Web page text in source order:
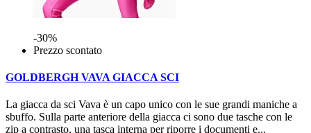
-30%
Prezzo scontato
GOLDBERGH VAVA GIACCA SCI
La giacca da sci Vava è un capo unico con le sue grandi maniche a
sbuffo. Sulla parte anteriore della giacca ci sono due tasche con le
zip a contrasto, una tasca interna per riporre i documenti e...